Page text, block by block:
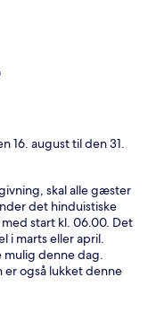
16. august til den 31.
skal alle gæster
det hinduistiske
start kl. 06.00. Det
i marts eller april.
denne dag.
er også lukket denne